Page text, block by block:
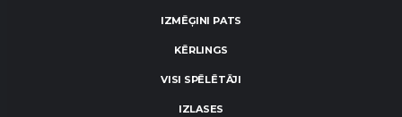
IZMĒĢINI PATS
KĒRLINGS
VISI SPĒLĒTĀJI
IZLASES